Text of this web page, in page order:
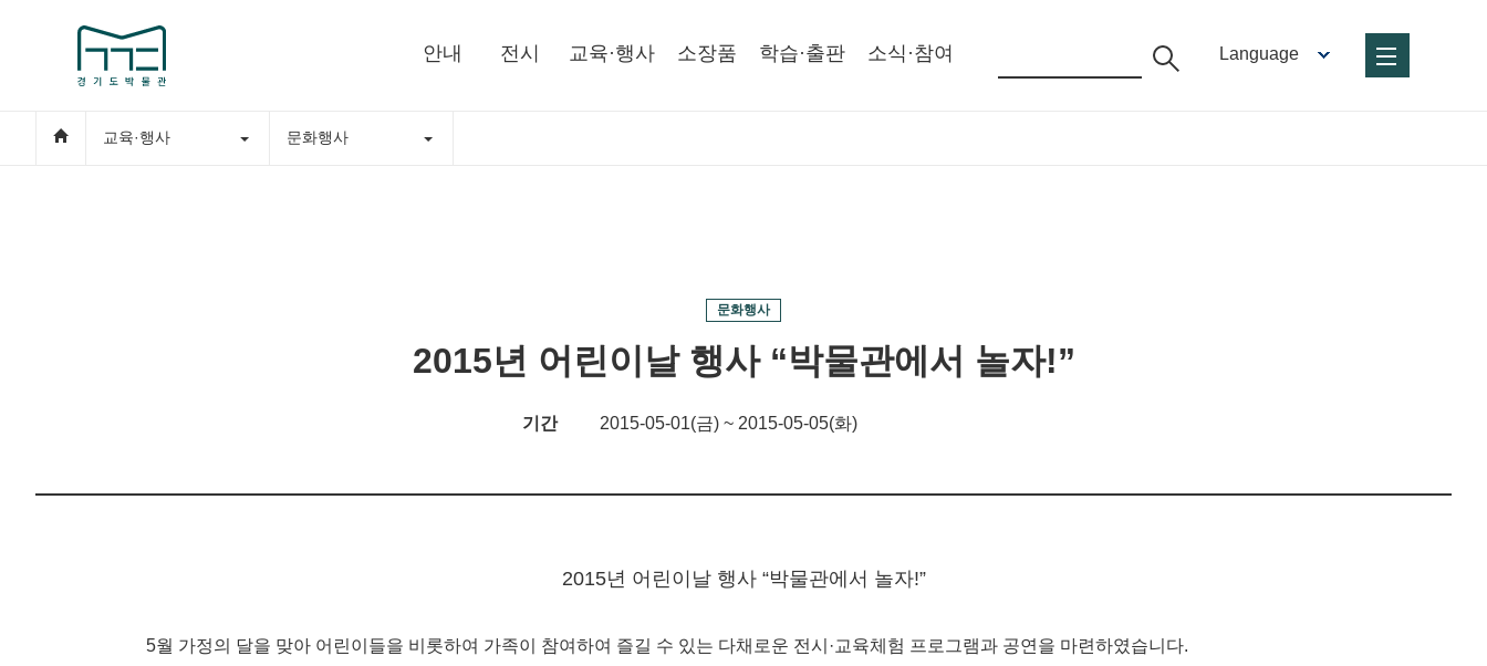
안내 전시 교육·행사 소장품 학습·출판 소식·참여 Language
교육·행사 문화행사
문화행사
2015년 어린이날 행사 “박물관에서 놀자!”
기간 2015-05-01(금) ~ 2015-05-05(화)
2015년 어린이날 행사 “박물관에서 놀자!”
5월 가정의 달을 맞아 어린이들을 비롯하여 가족이 참여하여 즐길 수 있는 다채로운 전시·교육체험 프로그램과 공연을 마련하였습니다.